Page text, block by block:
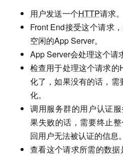
用户发送一个HTTP请求。
Front End接受这个请求
空闲的App Server。
App Server会处理这个请
检查用于处理这个请求
化了，如果没有的话，
化。
调用服务群的用户认证
果失败的话，需要终止
回用户无法被认证的信息。
查看这个请求所需的数